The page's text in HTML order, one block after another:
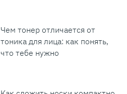
Чем тонер отличается от
тоника для лица: как понять,
что тебе нужно